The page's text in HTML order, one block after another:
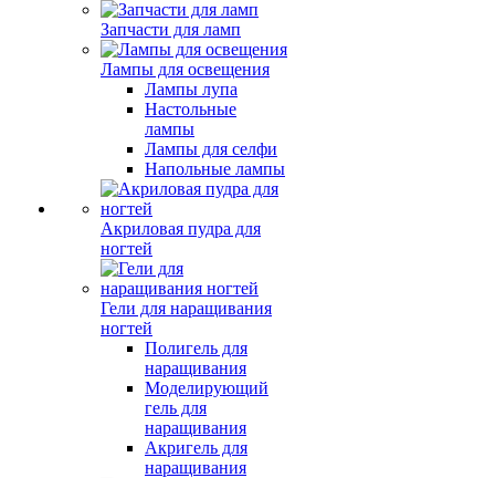
Запчасти для ламп
Лампы для освещения
Лампы лупа
Настольные
лампы
Лампы для селфи
Напольные лампы
Акриловая пудра для
ногтей
Гели для наращивания
ногтей
Полигель для
наращивания
Моделирующий
гель для
наращивания
Акригель для
наращивания